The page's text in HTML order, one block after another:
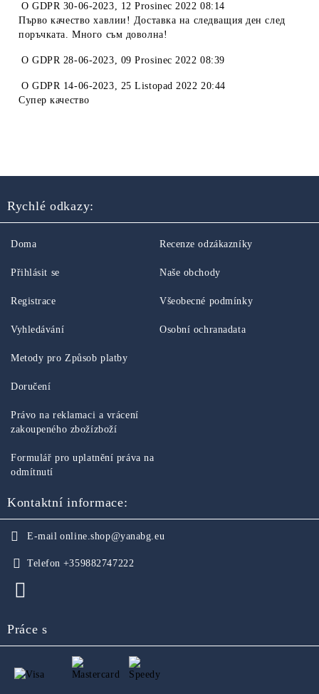
OGDPR 30-06-2023, 12 Prosinec 2022 08:14
Първо качество хавлии! Доставка на следващия ден след
поръчката. Много съм доволна!
OGDPR 28-06-2023, 09 Prosinec 2022 08:39
OGDPR 14-06-2023, 25 Listopad 2022 20:44
Супер качество
Rychlé odkazy:
Doma
Přihlásit se
Registrace
Vyhledávání
Recenze odzákazníky
Naše obchody
Všeobecné podmínky
Osobní ochranadata
Metody pro Způsob platby
Doručení
Právo na reklamaci a vrácení
zakoupeného zbožízboží
Formulář pro uplatnění práva na
odmítnutí
Kontaktní informace:
E-mail online.shop@yanabg.eu
Telefon +359882747222
Práce s